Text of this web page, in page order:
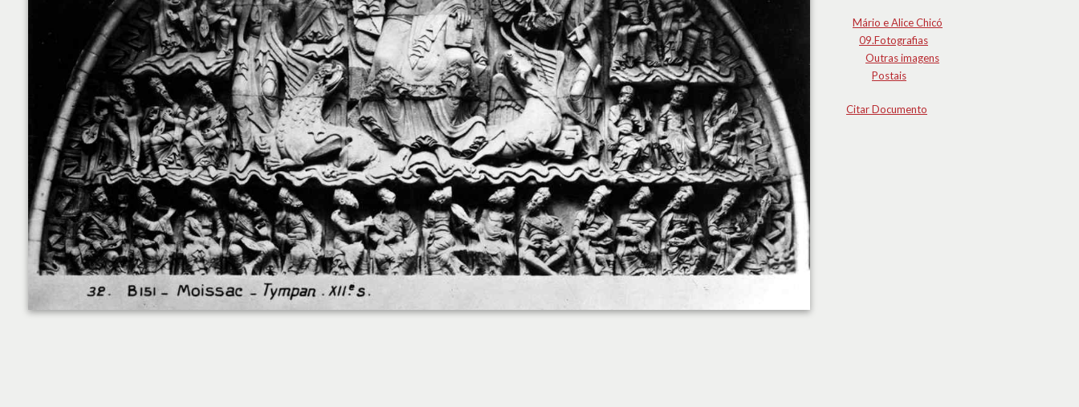
Mário e Alice Chicó
09.Fotografias
Outras imagens
Postais
Citar Documento